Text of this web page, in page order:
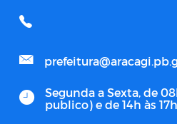
Segunda a Sexta, de
publico) e de 14h às